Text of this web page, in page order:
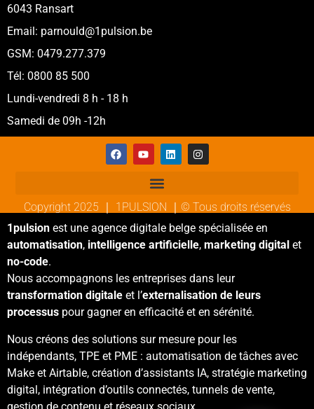
6043 Ransart
Email: parnould@1pulsion.be
GSM: 0479.277.379
Tél: 0800 85 500
Lundi-vendredi 8 h - 18 h
Samedi de 09h -12h
Copyright 2025 ｜ 1PULSION ｜© Tous droits réservés
1pulsion est une agence digitale belge spécialisée en
automatisation, intelligence artificielle, marketing digital et
no-code.
Nous accompagnons les entreprises dans leur
transformation digitale et l’externalisation de leurs
processus pour gagner en efficacité et en sérénité.
Nous créons des solutions sur mesure pour les
indépendants, TPE et PME : automatisation de tâches avec
Make et Airtable, création d’assistants IA, stratégie marketing
digital, intégration d’outils connectés, tunnels de vente,
gestion de contenu et réseaux sociaux.